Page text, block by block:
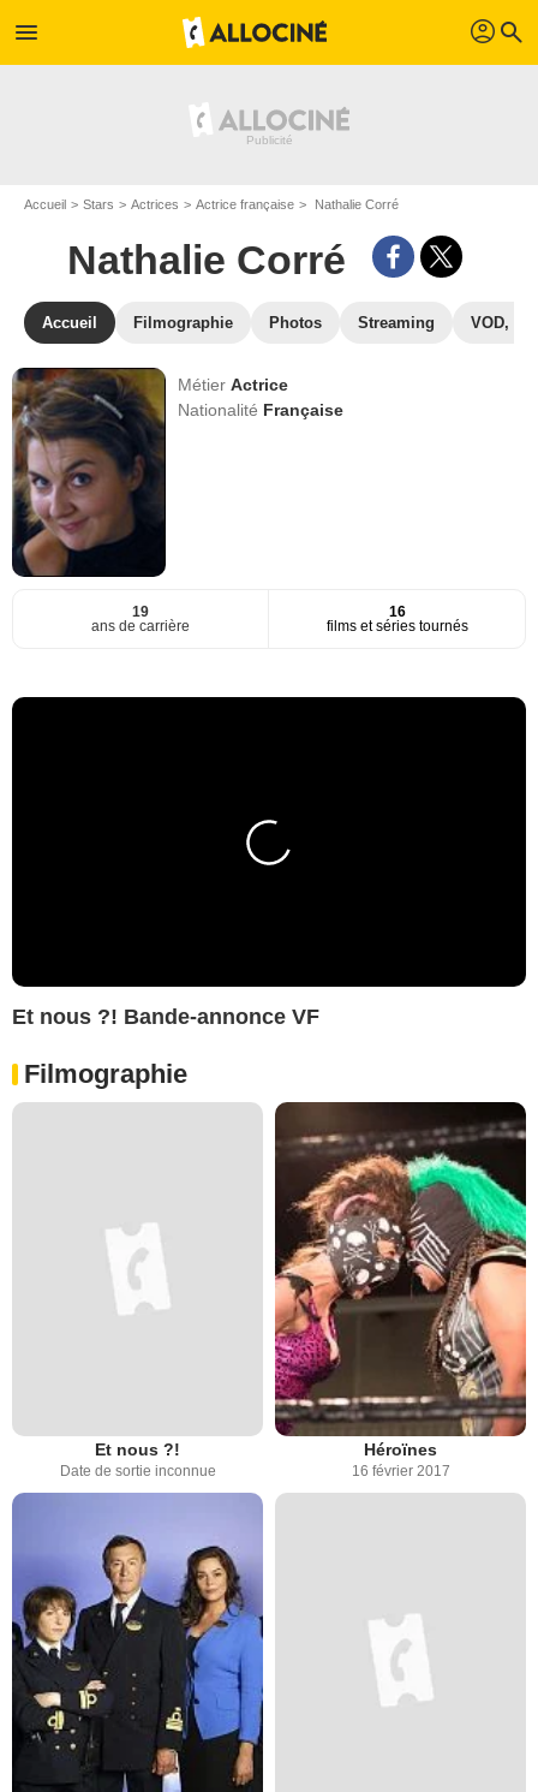
menu profil search
Accueil Stars Actrices Actrice française Nathalie Corré
Nathalie Corré
Accueil Filmographie Photos Streaming VOD,
MétierActrice
Nationalité Française
19
ans de carrière
16
films et séries tournés
Et nous ?! Bande-annonce VF
Filmographie
Et nous ?!
Date de sortie inconnue
Héroïnes
16 février 2017